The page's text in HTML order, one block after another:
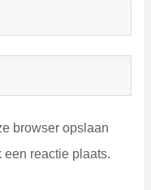
browser opslaan
reactie plaats.